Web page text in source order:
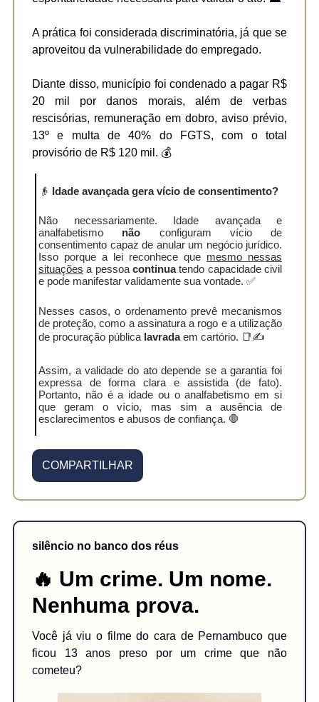
A prática foi considerada discriminatória, já que se
aproveitou da vulnerabilidade do empregado.
Diante disso, município foi condenado a pagar R$
20 mil por danos morais, além de verbas
rescisórias, remuneração em dobro, aviso prévio,
13º e multa de 40% do FGTS, com o total
provisório de R$ 120 mil. 💰
👴 Idade avançada gera vício de consentimento?
Não necessariamente. Idade avançada e
analfabetismo não configuram vício de
consentimento capaz de anular um negócio jurídico.
Isso porque a lei reconhece que mesmo nessas
situações a pessoa continuatendo capacidade civil
e pode manifestar validamente sua vontade. ✅
Nesses casos, o ordenamento prevê mecanismos
de proteção, como a assinatura a rogo e a utilização
de procuração pública lavradaem cartório. 📑✍️
Assim, a validade do ato depende se a garantia foi
expressa de forma clara e assistida (de fato).
Portanto, não é a idade ou o analfabetismo em si
que geram o vício, mas sim a ausência de
esclarecimentos e abusos de confiança. 🛑
COMPARTILHAR
silêncio no banco dos réus
🔥 Um crime. Um nome.
Nenhuma prova.
Você já viu o filme do cara de Pernambuco que
ficou 13 anos preso por um crime que não
cometeu?